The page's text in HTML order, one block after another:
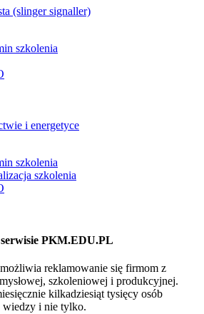
(slinger signaller)
szkolenia
i energetyce
szkolenia
szkolenia
PKM.EDU.PL
reklamowanie się firmom z
szkoleniowej i produkcyjnej.
kilkadziesiąt tysięcy osób
wiedzy i nie tylko.